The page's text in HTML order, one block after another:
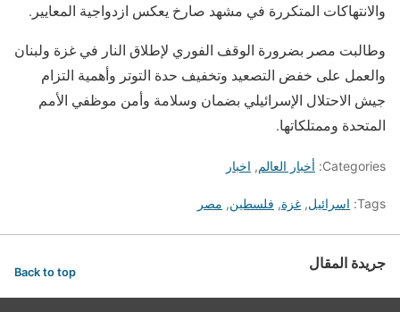
والانتهاكات المتكررة في مشهد صارخ يعكس ازدواجية المعايير.
وطالبت مصر بضرورة الوقف الفوري لإطلاق النار في غزة ولبنان
والعمل على خفض التصعيد وتخفيف حدة التوتر وأهمية التزام
جيش الاحتلال الإسرائيلي بضمان وسلامة وأمن موظفي الأمم
المتحدة وممتلكاتها.
Categories: أخبار العالم, اخبار
Tags: اسرائيل, غزة, فلسطين, مصر
جريدة المقال Back to top